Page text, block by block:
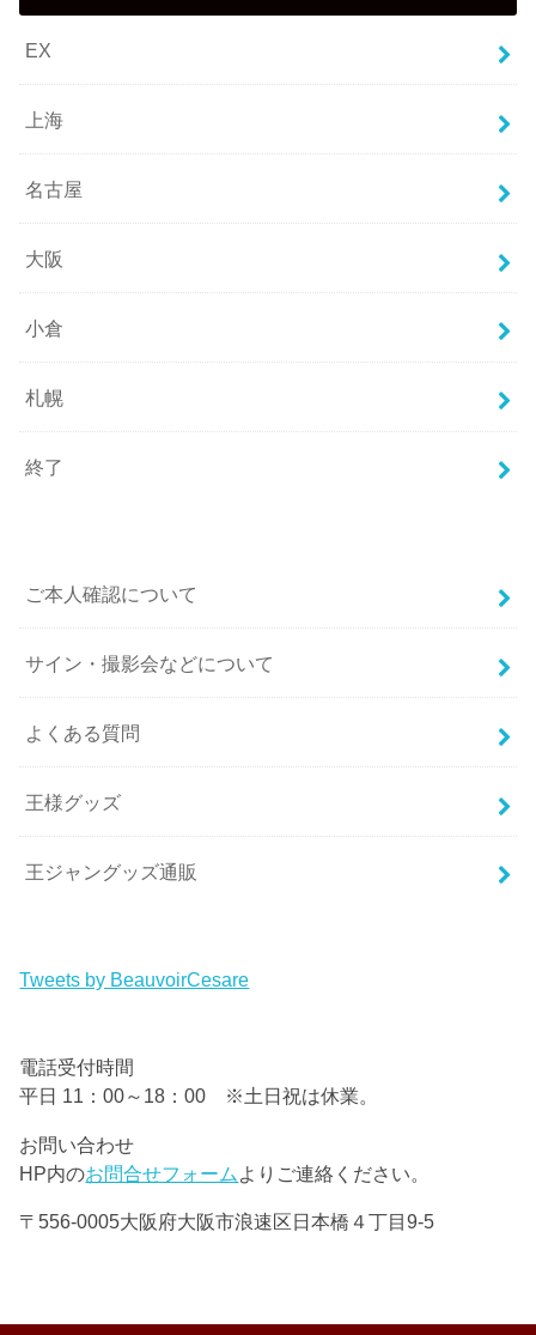
EX
上海
名古屋
大阪
小倉
札幌
終了
ご本人確認について
サイン・撮影会などについて
よくある質問
王様グッズ
王ジャングッズ通販
Tweets by BeauvoirCesare
電話受付時間
平日 11：00～18：00 ※土日祝は休業。
お問い合わせ
HP内のお問合せフォーム よりご連絡ください。
〒556-0005大阪府大阪市浪速区日本橋４丁目9-5